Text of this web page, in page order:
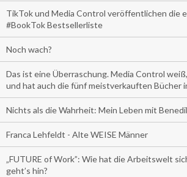
TikTok und Media Control veröffentlichen die
#BookTok Bestsellerliste
Noch wach?
Das ist eine Überraschung. Media Control
und hat auch die fünf meistverkauften Bücher
Nichts als die Wahrheit: Mein Leben mit
Franca Lehfeldt - Alte WEISE Männer
„FUTURE of Work”: Wie hat die Arbeitswelt
geht’s hin?